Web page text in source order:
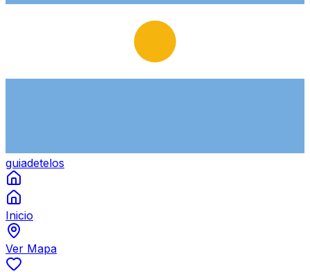
guiadetelos
Inicio
Ver Mapa